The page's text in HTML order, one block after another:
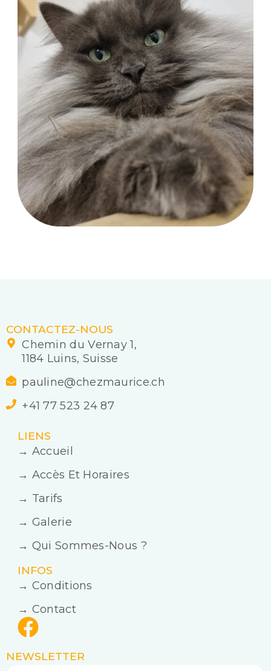
CONTACTEZ-NOUS
Chemin du Vernay 1,
1184 Luins, Suisse
pauline@chezmaurice.ch
+41 77 523 24 87
LIENS
→ Accueil
→ Accès Et Horaires
→ Tarifs
→ Galerie
→ Qui Sommes-Nous ?
INFOS
→ Conditions
→ Contact
NEWSLETTER